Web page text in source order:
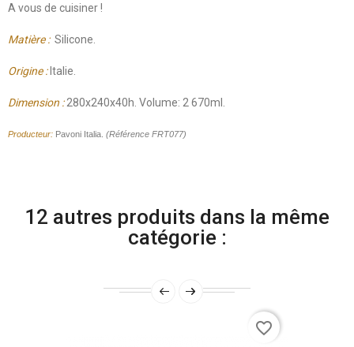
A vous de cuisiner !
Matière :Silicone.
Origine : Italie.
Dimension :280x240x40h. Volume: 2 670ml.
Producteur: Pavoni Italia. (Référence FRT077)
12 autres produits dans la même
catégorie :
favorite_border